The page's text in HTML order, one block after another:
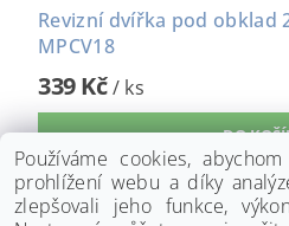
Revizní dvířka pod obklad
MPCV18
339 Kč/ ks
Používáme cookies,
prohlížení webu a díky
zlepšovali jeho funkce,